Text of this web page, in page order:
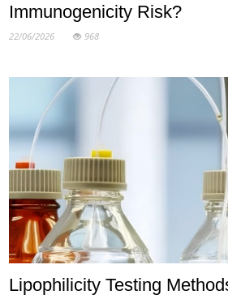
Immunogenicity Risk?
22/06/2026 968
Lipophilicity Testing